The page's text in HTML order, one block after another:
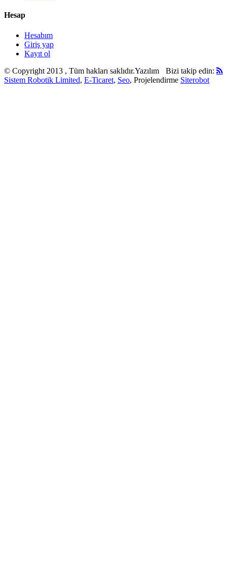
Hesap
Hesabım
Giriş yap
Kayıt ol
© Copyright 2013 , Tüm hakları saklıdır.
Bizi takip edin:
Yazılım
Sistem Robotik Limited, E-Ticaret, Seo, Projelendirme Siterobot